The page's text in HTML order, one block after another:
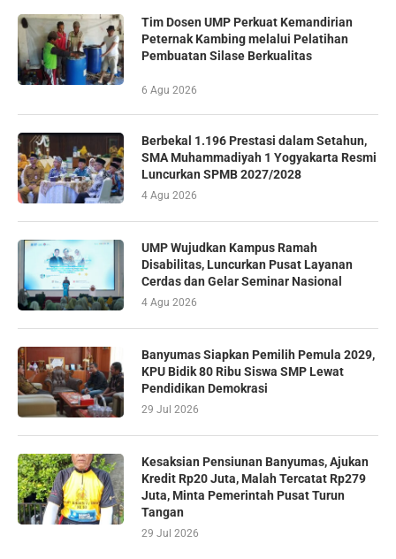
Tim Dosen UMP Perkuat Kemandirian
Peternak Kambing melalui Pelatihan
Pembuatan Silase Berkualitas
6 Agu 2026
Berbekal 1.196 Prestasi dalam Setahun,
SMA Muhammadiyah 1 Yogyakarta Resmi
Luncurkan SPMB 2027/2028
4 Agu 2026
UMP Wujudkan Kampus Ramah
Disabilitas, Luncurkan Pusat Layanan
Cerdas dan Gelar Seminar Nasional
4 Agu 2026
Banyumas Siapkan Pemilih Pemula 2029,
KPU Bidik 80 Ribu Siswa SMP Lewat
Pendidikan Demokrasi
29 Jul 2026
Kesaksian Pensiunan Banyumas, Ajukan
Kredit Rp20 Juta, Malah Tercatat Rp279
Juta, Minta Pemerintah Pusat Turun
Tangan
29 Jul 2026